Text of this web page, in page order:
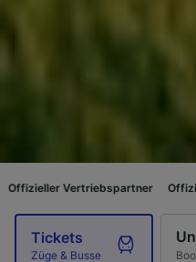
Offizieller
Tickets
Züge & Busse